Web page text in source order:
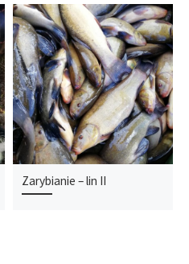
Zarybianie – lin II